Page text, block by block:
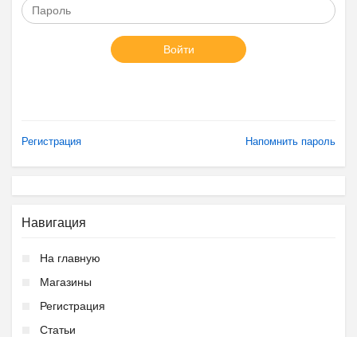
Войти
Регистрация Напомнить пароль
Навигация
На главную
Магазины
Регистрация
Статьи